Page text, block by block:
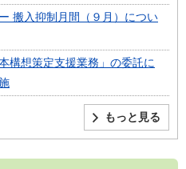
搬入抑制月間（９月）につい
構想策定支援業務」の委託に
もっと見る